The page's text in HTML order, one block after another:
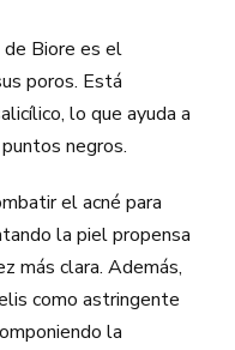
de Biore es el
poros. Está
lo que ayuda a
negros.
el acné para
la piel propensa
más clara. Además,
como astringente
la